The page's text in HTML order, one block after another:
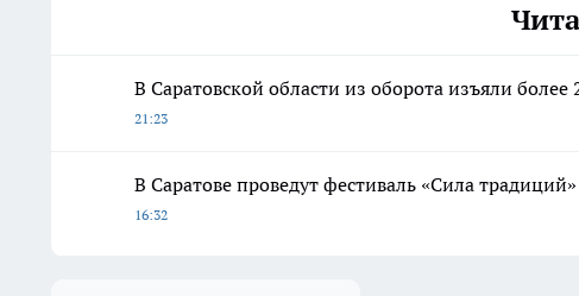
В Саратовской области из оборота изъяли
21:23
В Саратове проведут фестиваль «Сила
16:32